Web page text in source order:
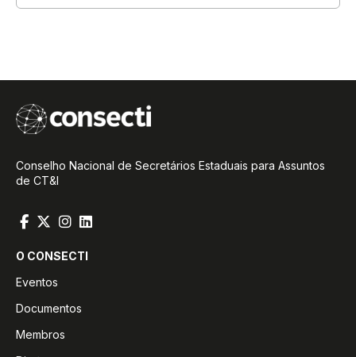
Conselho Nacional de Secretários Estaduais para Assuntos
de CT&I
O CONSECTI
Eventos
Documentos
Membros